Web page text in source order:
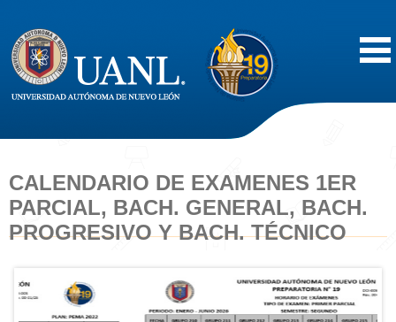
Acerca de
Oferta Educativa
Servicios
CALENDARIO DE EXAMENES 1ER
PARCIAL, BACH. GENERAL, BACH.
PROGRESIVO Y BACH. TÉCNICO